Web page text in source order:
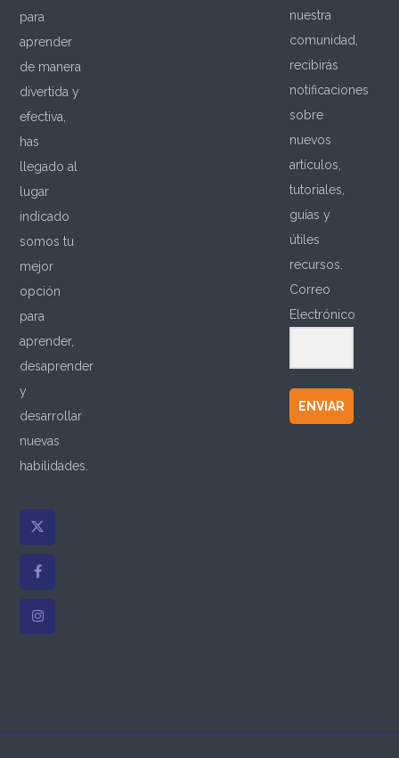
para
aprender
de manera
divertida y
efectiva,
has
llegado al
lugar
indicado
somos tu
mejor
opción
para
aprender,
desaprender
y
desarrollar
nuevas
habilidades.
nuestra
comunidad,
recibirás
notificaciones
sobre
nuevos
artículos,
tutoriales,
guías y
útiles
recursos.
Correo
Electrónico
ENVIAR